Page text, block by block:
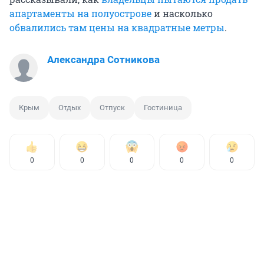
апартаменты на полуостровеи насколько
обвалились там цены на квадратные метры.
Александра Сотникова
Крым Отдых Отпуск Гостиница
0 0 0 0 0